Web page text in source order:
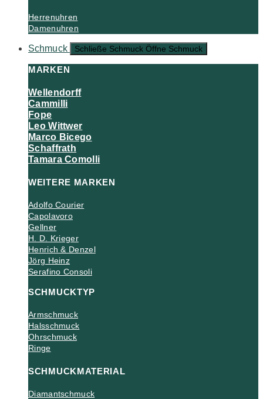
Herrenuhren
Damenuhren
Schmuck Schließe Schmuck Öffne Schmuck
MARKEN
Wellendorff
Cammilli
Fope
Leo Wittwer
Marco Bicego
Schaffrath
Tamara Comolli
WEITERE MARKEN
Adolfo Courier
Capolavoro
Gellner
H. D. Krieger
Henrich & Denzel
Jörg Heinz
Serafino Consoli
SCHMUCKTYP
Armschmuck
Halsschmuck
Ohrschmuck
Ringe
SCHMUCKMATERIAL
Diamantschmuck